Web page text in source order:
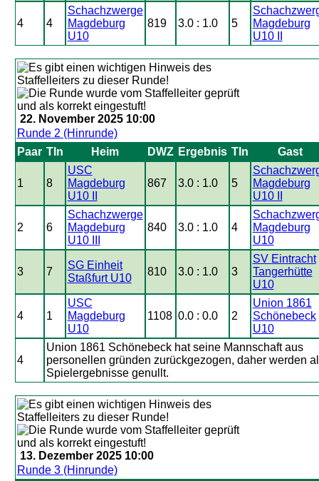
4 4
Schachzwerge
Magdeburg
U10
819 3.0 : 1.0 5
Magdeburg
U10 II
22. November 2025 10:00
Runde 2 (Hinrunde)
Paar Tln Heim DWZ Ergebnis Tln Gast
1 8
USC
Magdeburg
U10 II
867 3.0 : 1.0 5
Magdeburg
U10 II
2 6
Schachzwerge
Magdeburg
U10 III
840 3.0 : 1.0 4
Magdeburg
U10
3 7
SG Einheit
Staßfurt U10
810 3.0 : 1.0 3
SV Eintracht
Tangerhütte
U10
4 1
USC
Magdeburg
U10
1108 0.0 : 0.0 2
Union 1861
Schönebeck
U10
4
Union 1861 Schönebeck hat seine Mannschaft aus
personellen gründen zurückgezogen, daher werden
Spielergebnisse genullt.
13. Dezember 2025 10:00
Runde 3 (Hinrunde)